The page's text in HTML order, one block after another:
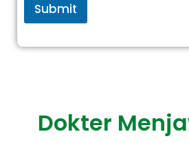
Submit
Dokter